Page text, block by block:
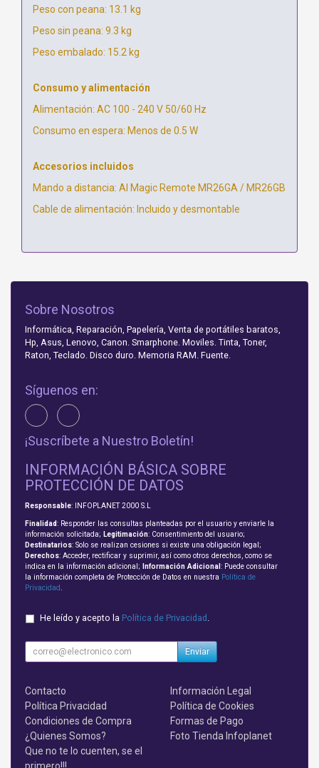
Peso con peana: 13.1 kg
Peso sin peana: 9.3 kg
Peso embalado: 15.2 kg
Consumo y alimentación
Alimentación: AC 100 - 240 V 50/60 Hz
Consumo en espera: Menos de 0.5 W
Accesorios incluidos
Mando a distancia: AI Magic Remote MR26GA / MR26GB
Cable de alimentación: Incluido y desmontable
Sobre Nosotros
Informática, Reparación, Papelería, Venta de portátiles baratos,
Hp, Asus, Lenovo, Canon. Smarphone. Moviles. Tinta, Toner,
Raton, Teclado. Disco duro. Memoria RAM. Fuente.
Síguenos en:
¡Suscríbete a Nuestro Boletín!
INFORMACIÓN BÁSICA SOBRE
PROTECCIÓN DE DATOS
Responsable: INFOPLANET 2000 S.L
Finalidad: Responder las consultas planteadas por el usuario y enviarle la
información solicitada; Legitimación: Consentimiento del usuario;
Destinatarios: Solo se realizan cesiones si existe una obligación legal;
Derechos: Acceder, rectificar y suprimir, así como otros derechos, como se
indica en la información adicional;
Información Adicional : Puede consultar
la información completa de Protección de Datos en nuestra Política de
Privacidad
He leído y acepto la Política de Privacidad
Enviar
Contacto
Información Legal
Política Privacidad
Política de Cookies
Condiciones de Compra
Formas de Pago
¿Quienes Somos?
Foto Tienda Infoplanet
Que no te lo cuenten, se el
primero!!!